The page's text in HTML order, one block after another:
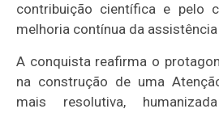
contribuição científica e pelo
melhoria contínua da
A conquista reafirma o
na construção de uma
mais resolutiva,